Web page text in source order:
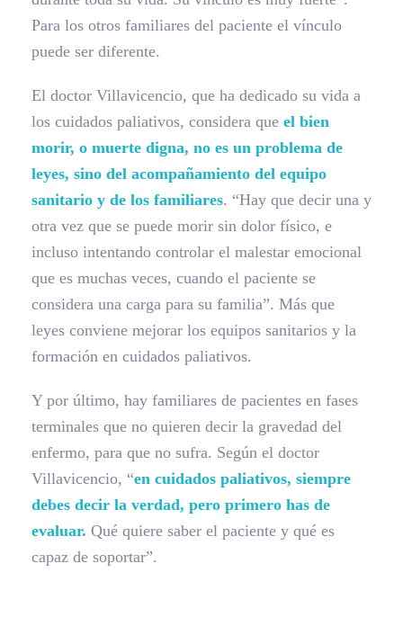
Para los otros familiares del paciente el vínculo
puede ser diferente.
El doctor Villavicencio, que ha dedicado su vida a
los cuidados paliativos, considera que el bien
morir, o muerte digna, no es un problema de
leyes, sino del acompañamiento del equipo
sanitario y de los familiares. “Hay que decir una y
otra vez que se puede morir sin dolor físico, e
incluso intentando controlar el malestar emocional
que es muchas veces, cuando el paciente se
considera una carga para su familia”. Más que
leyes conviene mejorar los equipos sanitarios y la
formación en cuidados paliativos.
Y por último, hay familiares de pacientes en fases
terminales que no quieren decir la gravedad del
enfermo, para que no sufra. Según el doctor
Villavicencio, “en cuidados paliativos, siempre
debes decir la verdad, pero primero has de
evaluar. Qué quiere saber el paciente y qué es
capaz de soportar”.